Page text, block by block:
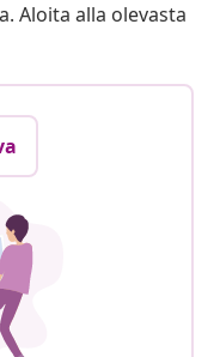
Aloita alla olevasta